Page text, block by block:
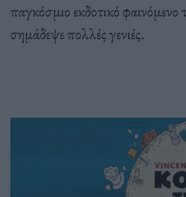
παγκόσμιο εκδοτικό
σημάδεψε πολλές γενιές.